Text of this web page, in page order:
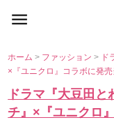
ホーム> ファッション> ド
×『ユニクロ』コラボに発
ドラマ『大豆田
チ』×『ユニクロ